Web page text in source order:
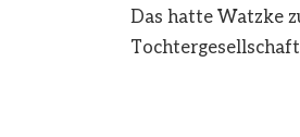
Das hatte Watzke